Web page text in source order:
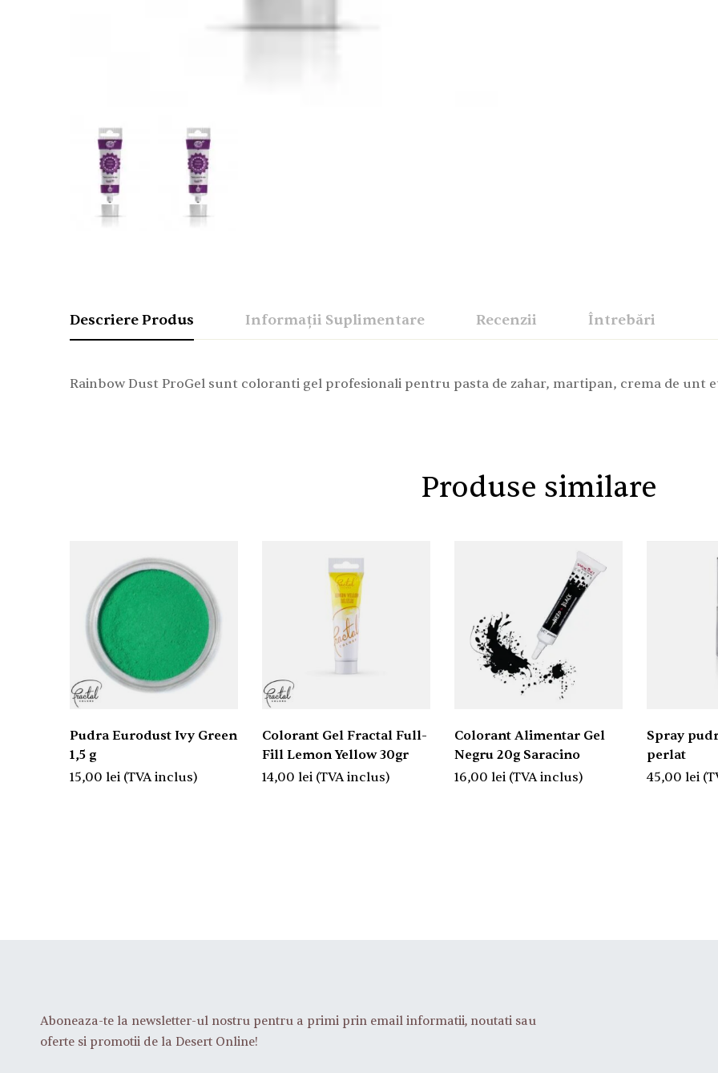
Descriere Produs Informații Suplimentare Recenzii Întrebări
Rainbow Dust ProGel sunt coloranti gel profesionali pentru pasta de zahar, martipan, crema de unt
Produse similare
Pudra Eurodust Ivy Green
1,5 g
15,00 lei (TVA inclus)
Colorant Gel Fractal Full-
Fill Lemon Yellow 30gr
14,00 lei (TVA inclus)
Colorant Alimentar Gel
Negru 20g Saracino
16,00 lei (TVA inclus)
Spray
perlat
45,00 lei
Aboneaza-te la newsletter-ul nostru pentru a primi prin email informatii, noutati sau
oferte si promotii de la Desert Online!